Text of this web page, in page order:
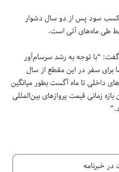
سود پس از دو سال دشوار
طی ماه‌های آتی است.
“با توجه به رشد سرسام‌آور
سفر در این مقطع از سال
داخلی تا ماه آگست بطور میانگین
بازه زمانی قیمت پروازهای بین‌المللی
خبرنامه